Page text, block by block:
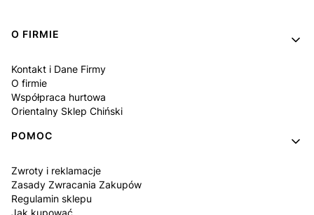
Linki w stopce
O FIRMIE
Kontakt i Dane Firmy
O firmie
Współpraca hurtowa
Orientalny Sklep Chiński
POMOC
Zwroty i reklamacje
Zasady Zwracania Zakupów
Regulamin sklepu